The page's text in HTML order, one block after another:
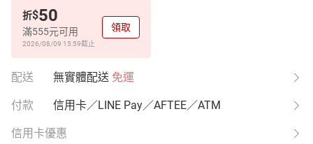
折$50
滿555元可用
2026/08/09 15:59截止
領取
配送 無實體配送 免運
付款 信用卡／LINE Pay／AFTEE／ATM
信用卡優惠